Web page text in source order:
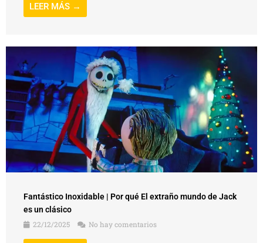
LEER MÁS →
Fantástico Inoxidable | Por qué El extraño mundo de Jack
es un clásico
22/12/2025
No hay comentarios